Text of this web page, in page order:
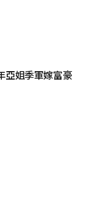
亞姐季軍嫁富豪